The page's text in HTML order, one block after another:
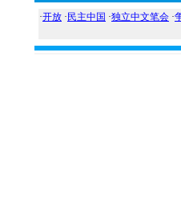
·开放 · 民主中国 ·独立中文笔会 ·